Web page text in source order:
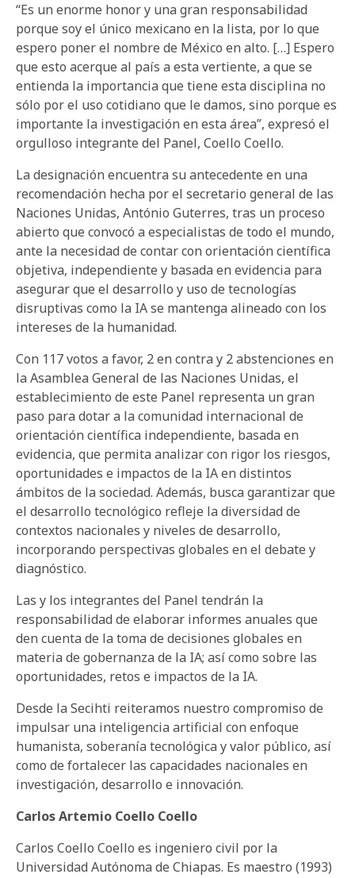
“Es un enorme honor y una gran responsabilidad
porque soy el único mexicano en la lista, por lo que
espero poner el nombre de México en alto. […] Espero
que esto acerque al país a esta vertiente, a que se
entienda la importancia que tiene esta disciplina no
sólo por el uso cotidiano que le damos, sino porque es
importante la investigación en esta área”, expresó el
orgulloso integrante del Panel, Coello Coello.
La designación encuentra su antecedente en una
recomendación hecha por el secretario general de las
Naciones Unidas, António Guterres, tras un proceso
abierto que convocó a especialistas de todo el mundo,
ante la necesidad de contar con orientación científica
objetiva, independiente y basada en evidencia para
asegurar que el desarrollo y uso de tecnologías
disruptivas como la IA se mantenga alineado con los
intereses de la humanidad.
Con 117 votos a favor, 2 en contra y 2 abstenciones en
la Asamblea General de las Naciones Unidas, el
establecimiento de este Panel representa un gran
paso para dotar a la comunidad internacional de
orientación científica independiente, basada en
evidencia, que permita analizar con rigor los riesgos,
oportunidades e impactos de la IA en distintos
ámbitos de la sociedad. Además, busca garantizar que
el desarrollo tecnológico refleje la diversidad de
contextos nacionales y niveles de desarrollo,
incorporando perspectivas globales en el debate y
diagnóstico.
Las y los integrantes del Panel tendrán la
responsabilidad de elaborar informes anuales que
den cuenta de la toma de decisiones globales en
materia de gobernanza de la IA; así como sobre las
oportunidades, retos e impactos de la IA.
Desde la Secihti reiteramos nuestro compromiso de
impulsar una inteligencia artificial con enfoque
humanista, soberanía tecnológica y valor público, así
como de fortalecer las capacidades nacionales en
investigación, desarrollo e innovación.
Carlos Artemio Coello Coello
Carlos Coello Coello es ingeniero civil por la
Universidad Autónoma de Chiapas. Es maestro (1993)